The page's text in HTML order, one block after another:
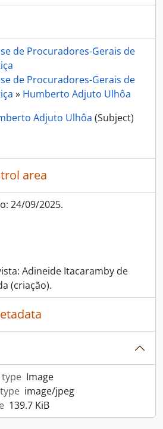
de Procuradores-Gerais de
de Procuradores-Gerais de
» Humberto Adjuto Ulhôa
Adjuto Ulhôa (Subject)
area
24/09/2025.
Adineide Itacaramby de
(criação).
Image
image/jpeg
139.7 KiB